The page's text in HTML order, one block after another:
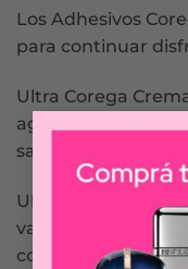
Los Adhesivos
para continuar
Ultra Corega
agregados por lo
sabores de tus
Ultra Corega
variedad de
colorantes